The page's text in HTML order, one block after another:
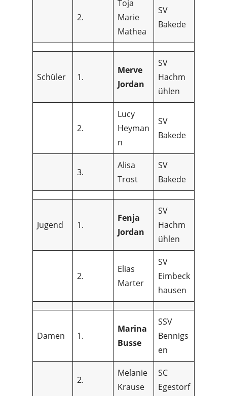
2.
Toja
Marie
Mathea
SV
Bakede
Schüler 1.
Merve
Jordan
SV
Hachm
ühlen
2.
Lucy
Heyman
n
SV
Bakede
3.
Alisa
Trost
SV
Bakede
Jugend 1.
Fenja
Jordan
SV
Hachm
ühlen
2.
Elias
Marter
SV
Eimbeck
hausen
Damen 1.
Marina
Busse
SSV
Bennigs
en
2.
Melanie
Krause
SC
Egestorf